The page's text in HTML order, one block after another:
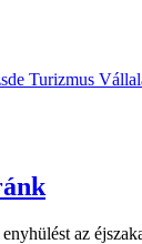
Turizmus
az